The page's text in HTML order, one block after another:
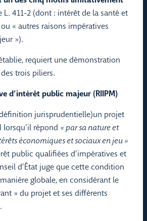
L. 411-2 (dont : intérêt de la santé et
« autres raisons impératives
»).
requiert une démonstration
trois piliers.
d’intérêt public majeur (RIIPM)
jurisprudentielle)un projet
lorsqu’il répond « par sa nature et
économiques et sociaux en jeu »
public qualifiées d’impératives et
d’État juge que cette condition
globale, en considérant le
» du projet et ses différents